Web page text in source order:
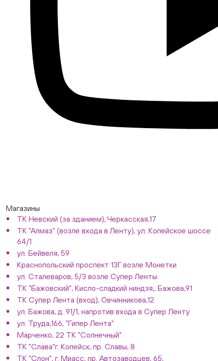
Магазины
ТК Невский (за зданием), Черкасская,17
ТК "Алмаз" (возле входа в Ленту), ул. Копейское шоссе
64/1
ул. Бейвеля, 59
Краснопольский проспект 13Г возле Монетки
ул. Сталеваров, 5/3 возле Супер Ленты
ТК "Бажовский", Кисло-сладкий ниндзя,, Бажова,91
ТК Супер Лента (вход), Овчинникова,12
ул. Бажова, д. 91/1, напротив входа в Супер Ленту
ул. Труда,166, "Гипер Лента"
Марченко, 22 ТК "Солнечный"
ТК "Слава"г. Копейск, пр. Славы, 8
ТК "Слон", г. Миасс, пр. Автозаводцев, 65,